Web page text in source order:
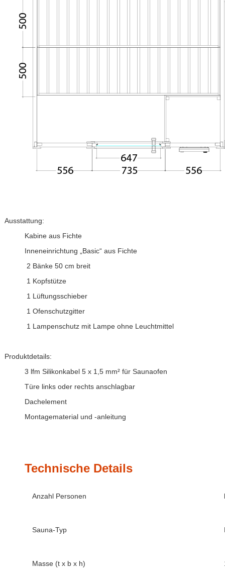
Ausstattung:
Kabine aus Fichte
Inneneinrichtung „Basic“ aus Fichte
 2 Bänke 50 cm breit
 1 Kopfstütze
 1 Lüftungsschieber
 1 Ofenschutzgitter
 1 Lampenschutz mit Lampe ohne Leuchtmittel
Produktdetails:
3 lfm Silikonkabel 5 x 1,5 mm² für Saunaofen
Türe links oder rechts anschlagbar
Dachelement
Montagematerial und -anleitung
Technische Details
Anzahl Personen
Sauna-Typ
Masse (t x b x h)